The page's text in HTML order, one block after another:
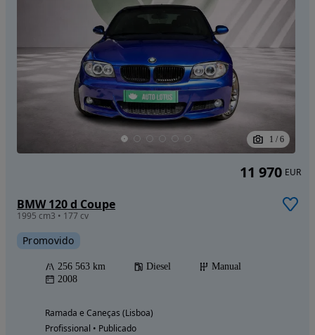
1 / 6
BMW 120 d Coupe
1995 cm3 • 177 cv
Promovido
256 563 km Diesel
Manual
2008
Ramada e Caneças (Lisboa)
Profissional • Publicado
11 970 EUR